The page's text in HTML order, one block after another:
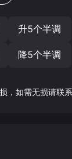
升5个半调
降5个半调
，如需无损请联